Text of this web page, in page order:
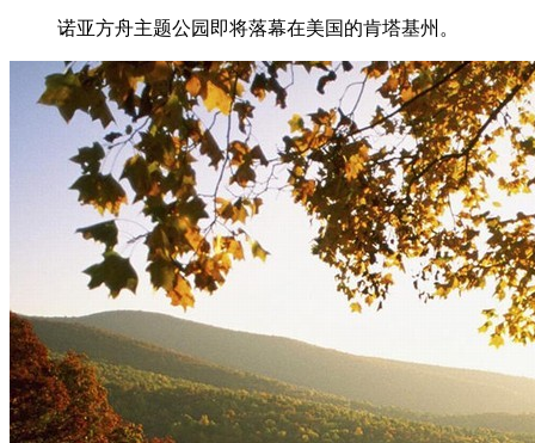
诺亚方舟主题公园即将落幕在美国的肯塔基州。